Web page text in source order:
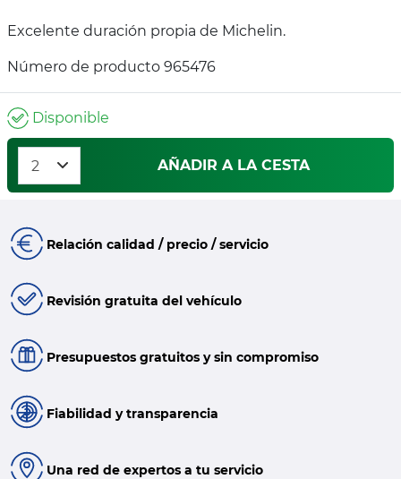
Excelente duración propia de Michelin.
Número de producto 965476
Disponible
AÑADIR A LA CESTA
Relación calidad / precio / servicio
Revisión gratuita del vehículo
Presupuestos gratuitos y sin compromiso
Fiabilidad y transparencia
Una red de expertos a tu servicio